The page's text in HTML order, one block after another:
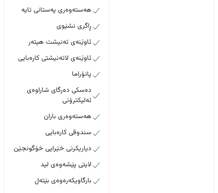
هەستەوەری پەستانی تایە
ڕاگری نشێوی
ئاوێنەی تەنیشت هیتەر
ئاوێنەی لاتەنیشتی کارەبایی
پانۆراما
دەسکی دەرگای شاراوەی
ئەلیکترۆنی
هەستەوەری باران
سندوقی کارەبایی
دیاریکرنی خێرایی خۆگونجێن
لایتی پێشەوەی لید
بارگاویکەرەوەی بێتەل